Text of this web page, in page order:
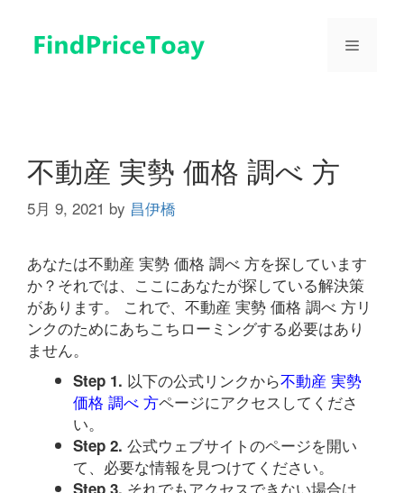
メ
不動産 実勢 価格 調べ 方
5月 9, 2021 by 昌伊橋
あなたは不動産 実勢 価格 調べ 方を探しています
か？それでは、ここにあなたが探している解決策
があります。 これで、不動産 実勢 価格 調べ 方リ
ンクのためにあちこちローミングする必要はあり
ません。
Step 1. 以下の公式リンクから不動産 実勢
価格 調べ 方ページにアクセスしてくださ
い。
Step 2. 公式ウェブサイトのページを開い
て、必要な情報を見つけてください。
Step 3. それでもアクセスできない場合は、